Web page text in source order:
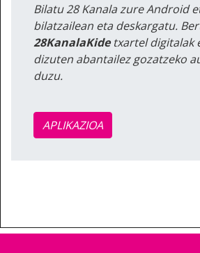
Bilatu 28 Kanala zure Android
bilatzailean eta deskargatu.
28KanalaKidetxartel digitalak
dizuten abantailez gozatzeko
duzu.
APLIKAZIOA